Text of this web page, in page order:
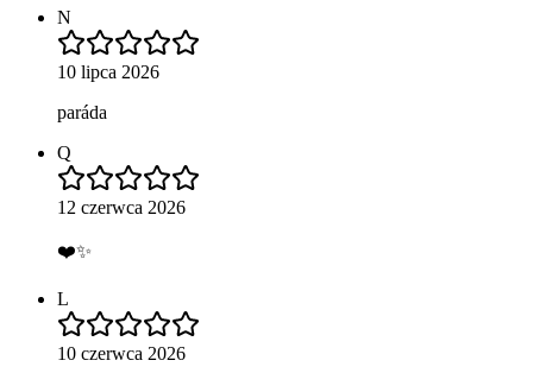
N
10 lipca 2026
paráda
Q
12 czerwca 2026
❤️✨
L
10 czerwca 2026